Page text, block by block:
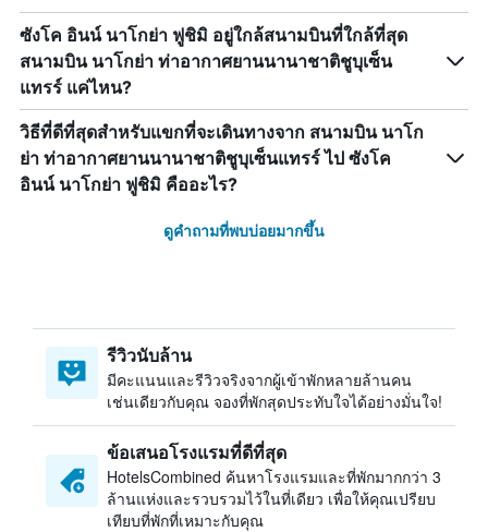
ซังโค อินน์ นาโกย่า ฟูชิมิ อยู่ใกล้สนามบินที่ใกล้ที่สุด
สนามบิน นาโกย่า ท่าอากาศยานนานาชาติชูบุเซ็น
แทรร์ แค่ไหน?
วิธีที่ดีที่สุดสำหรับแขกที่จะเดินทางจาก สนามบิน นาโก
ย่า ท่าอากาศยานนานาชาติชูบุเซ็นแทรร์ ไป ซังโค
อินน์ นาโกย่า ฟูชิมิ คืออะไร?
ดูคำถามที่พบบ่อยมากขึ้น
รีวิวนับล้าน
มีคะแนนและรีวิวจริงจากผู้เข้าพักหลายล้านคน
เช่นเดียวกับคุณ จองที่พักสุดประทับใจได้อย่างมั่นใจ!
ข้อเสนอโรงแรมที่ดีที่สุด
HotelsCombined ค้นหาโรงแรมและที่พักมากกว่า 3
ล้านแห่งและรวบรวมไว้ในที่เดียว เพื่อให้คุณเปรียบ
เทียบที่พักที่เหมาะกับคุณ